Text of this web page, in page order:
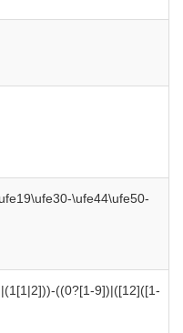
\ufe44\ufe50-
((0?[1-9])|([12]([1-